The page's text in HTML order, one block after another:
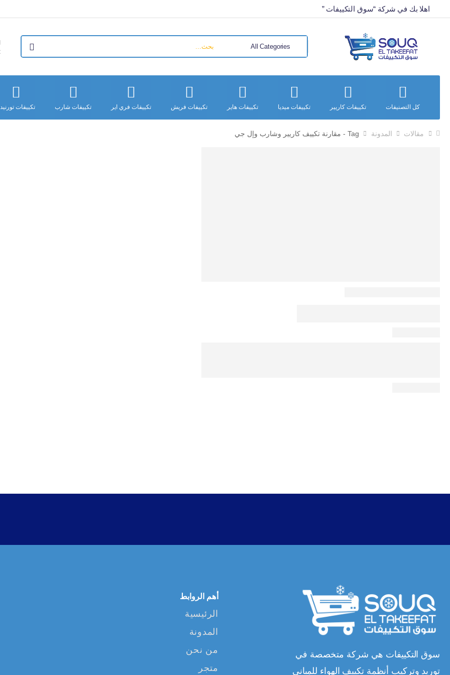
اهلا بك في شركة “سوق التكييفات ”
كل التصنيفات تكييفات كاريير تكييفات ميديا تكييفات هاير تكييفات فريش تكييفات فري اير تكييفات شارب تكييفات
مقالات المدونة Tag - مقارنة تكييف كاريير وشارب وإل جي
سوق التكييفات هي شركة متخصصة في
توريد وتركيب أنظمة تكييف الهواء للمباني
أهم الروابط
الرئيسية
المدونة
من نحن
متجر